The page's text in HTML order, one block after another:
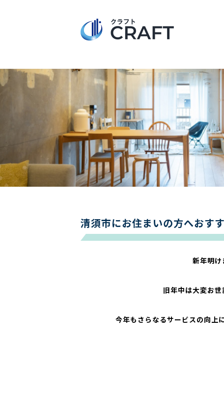
清須市にお住まいの方へおす
新年明け
旧年中は大変お世
今年もさらなるサービスの向上